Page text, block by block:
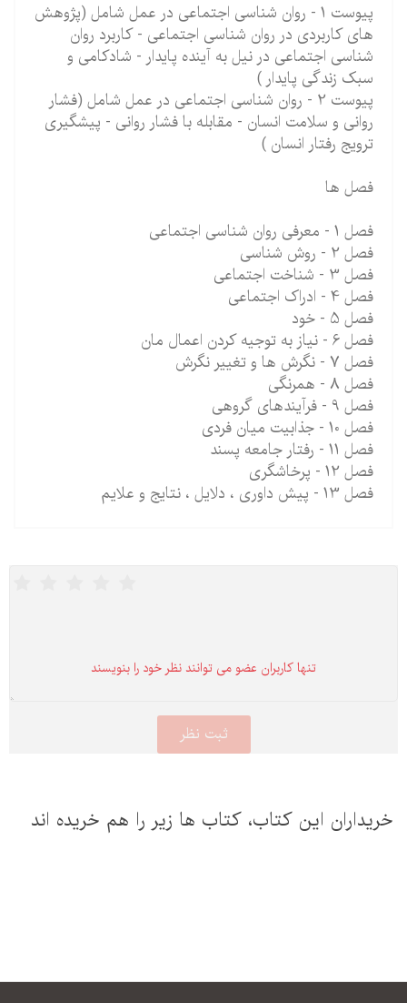
پیوست 1 - روان شناسی اجتماعی در عمل شامل (پژوهش
های کاربردی در روان شناسی اجتماعی - کاربرد روان
شناسی اجتماعی در نیل به آینده پایدار - شادکامی و
سبک زندگی پایدار )
پیوست 2 - روان شناسی اجتماعی در عمل شامل (فشار
روانی و سلامت انسان - مقابله با فشار روانی - پیشگیری
ترویج رفتار انسان )
فصل ها
فصل 1 - معرفی روان شناسی اجتماعی
فصل 2 - روش شناسی
فصل 3 - شناخت اجتماعی
فصل 4 - ادراک اجتماعی
فصل 5 - خود
فصل 6 - نیاز به توجیه کردن اعمال مان
فصل 7 - نگرش ها و تغییر نگرش
فصل 8 - همرنگی
فصل 9 - فرآیندهای گروهی
فصل 10 - جذابیت میان فردی
فصل 11 - رفتار جامعه پسند
فصل 12 - پرخاشگری
فصل 13 - پیش داوری ، دلایل ، نتایج و علایم
تنها كاربران عضو می توانند نظر خود را بنویسند
خریداران این كتاب، كتاب ها زیر را هم خریده اند